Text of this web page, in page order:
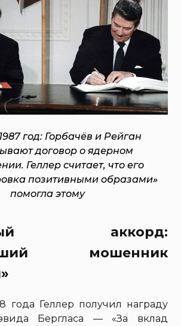
год: Горбачёв и Рейган
договор о ядерном
Геллер считает, что его
позитивными образами»
помогла этому
аккорд:
мошенник
года Геллер получил награду
Бергласа — «За вклад